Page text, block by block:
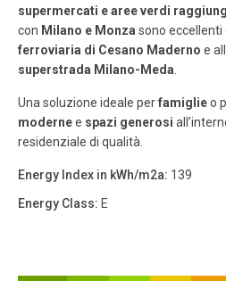
supermercati e aree verdi
con Milano e Monza sono eccellenti
ferroviaria di Cesano Maderno e
superstrada Milano-Meda
Una soluzione ideale perfamiglieo
modernee spazi generosi
residenziale di qualità.
Energy Index in kWh/m2a: 139
Energy Class: E